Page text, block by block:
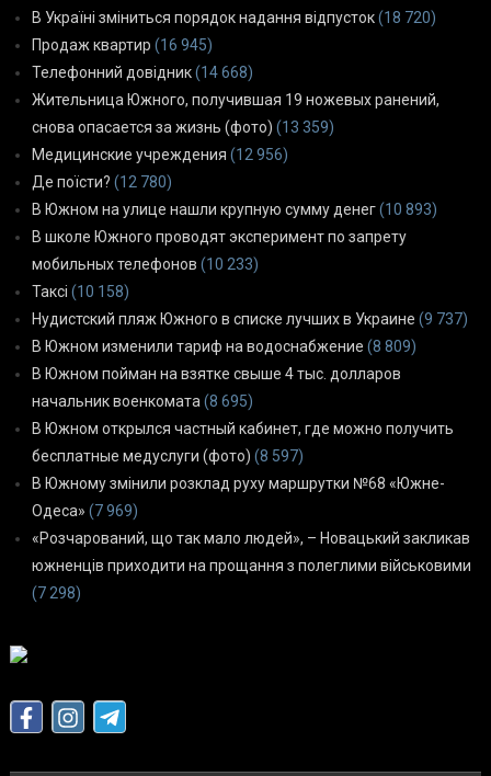
В Україні зміниться порядок надання відпусток(18 720)
Продаж квартир (16 945)
Телефонний довідник(14 668)
Жительница Южного, получившая 19 ножевых ранений,
снова опасается за жизнь (фото) (13 359)
Медицинские учреждения (12 956)
Де поїсти? (12 780)
В Южном на улице нашли крупную сумму денег(10 893)
В школе Южного проводят эксперимент по запрету
мобильных телефонов (10 233)
Таксі (10 158)
Нудистский пляж Южного в списке лучших в Украине (9 737)
В Южном изменили тариф на водоснабжение (8 809)
В Южном пойман на взятке свыше 4 тыс. долларов
начальник военкомата (8 695)
В Южном открылся частный кабинет, где можно получить
бесплатные медуслуги (фото) (8 597)
В Южному змінили розклад руху маршрутки №68 «Южне-
Одеса» (7 969)
«Розчарований, що так мало людей», – Новацький закликав
южненців приходити на прощання з полеглими військовими
(7 298)